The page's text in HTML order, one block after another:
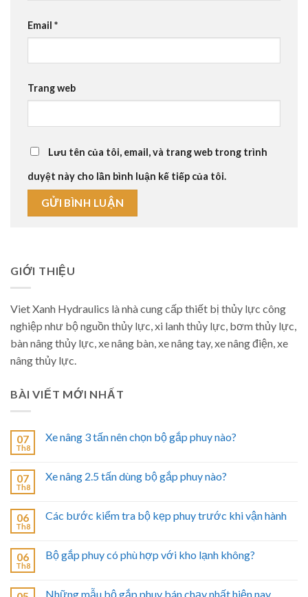
Email *
Trang web
Lưu tên của tôi, email, và trang web trong trình
duyệt này cho lần bình luận kế tiếp của tôi.
GIỚI THIỆU
Viet Xanh Hydraulics là nhà cung cấp thiết bị thủy lực công
nghiệp như bộ nguồn thủy lực, xi lanh thủy lực, bơm thủy lực,
bàn nâng thủy lực, xe nâng bàn, xe nâng tay, xe nâng điện, xe
nâng thủy lực.
BÀI VIẾT MỚI NHẤT
07
Th8
Xe nâng 3 tấn nên chọn bộ gắp phuy nào?
07
Th8
Xe nâng 2.5 tấn dùng bộ gắp phuy nào?
06
Th8
Các bước kiểm tra bộ kẹp phuy trước khi vận hành
06
Th8
Bộ gắp phuy có phù hợp với kho lạnh không?
Những mẫu bộ gắp phuy bán chạy nhất hiện nay